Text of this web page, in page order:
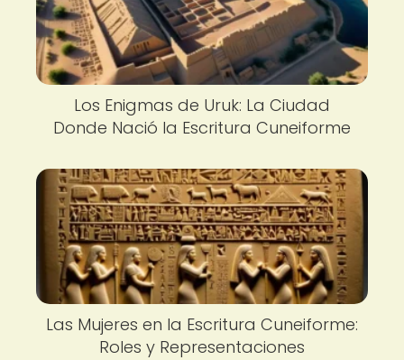
Los Enigmas de Uruk: La Ciudad
Donde Nació la Escritura Cuneiforme
Las Mujeres en la Escritura Cuneiforme:
Roles y Representaciones